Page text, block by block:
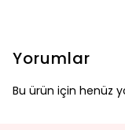
Yorumlar
Bu ürün için henüz